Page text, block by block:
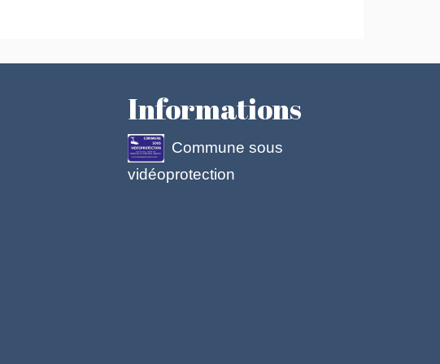
Informations
Commune sous
vidéoprotection